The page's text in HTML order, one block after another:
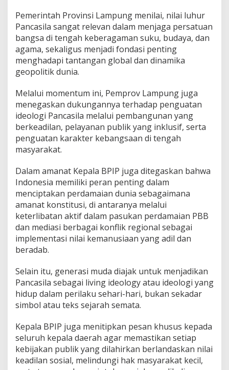
Pemerintah Provinsi Lampung menilai, nilai luhur
Pancasila sangat relevan dalam menjaga persatuan
bangsa di tengah keberagaman suku, budaya, dan
agama, sekaligus menjadi fondasi penting
menghadapi tantangan global dan dinamika
geopolitik dunia.
Melalui momentum ini, Pemprov Lampung juga
menegaskan dukungannya terhadap penguatan
ideologi Pancasila melalui pembangunan yang
berkeadilan, pelayanan publik yang inklusif, serta
penguatan karakter kebangsaan di tengah
masyarakat.
Dalam amanat Kepala BPIP juga ditegaskan bahwa
Indonesia memiliki peran penting dalam
menciptakan perdamaian dunia sebagaimana
amanat konstitusi, di antaranya melalui
keterlibatan aktif dalam pasukan perdamaian PBB
dan mediasi berbagai konflik regional sebagai
implementasi nilai kemanusiaan yang adil dan
beradab.
Selain itu, generasi muda diajak untuk menjadikan
Pancasila sebagai living ideology atau ideologi yang
hidup dalam perilaku sehari-hari, bukan sekadar
simbol atau teks sejarah semata.
Kepala BPIP juga menitipkan pesan khusus kepada
seluruh kepala daerah agar memastikan setiap
kebijakan publik yang dilahirkan berlandaskan nilai
keadilan sosial, melindungi hak masyarakat kecil,